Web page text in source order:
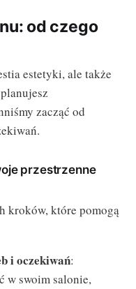
od czego
estetyki, ale także
zacząć od
przestrzenne
kroków, które pomogą
i oczekiwań:
w swoim salonie,